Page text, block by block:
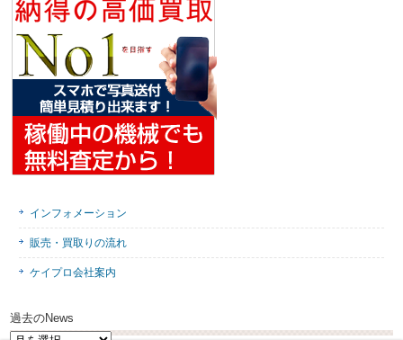
インフォメーション
販売・買取りの流れ
ケイプロ会社案内
過去のNews